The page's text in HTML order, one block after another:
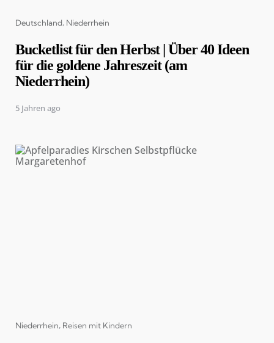
Categories
Deutschland Niederrhein
Bucketlist für den Herbst | Über 40 Ideen
für die goldene Jahreszeit (am
Niederrhein)
5 Jahren ago
Categories
Niederrhein Reisen mit Kindern